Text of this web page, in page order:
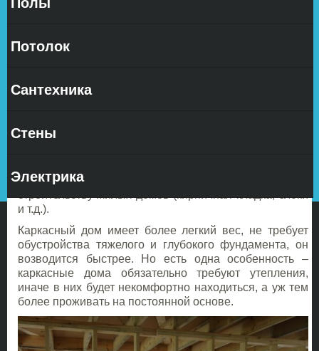
Потолок
Сантехника
Стены
Электрика
сегодняшний день считается одной из самых
данную технологию от традиционных подходов к
и т.д.).
Каркасный дом имеет более легкий вес, не требует
обустройства тяжелого и глубокого фундамента, он
возводится быстрее. Но есть одна особенность –
каркасные дома обязательно требуют утепления,
иначе в них будет некомфортно находиться, а уж тем
более проживать на постоянной основе.